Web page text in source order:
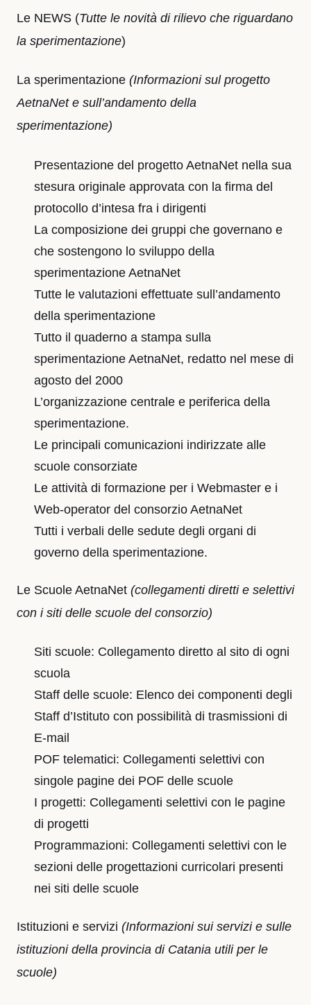
Le NEWS (Tutte le novità di rilievo che riguardano
la sperimentazione)
La sperimentazione (Informazioni sul progetto
AetnaNet e sull’andamento della
sperimentazione)
Presentazione del progetto AetnaNet nella sua
stesura originale approvata con la firma del
protocollo d’intesa fra i dirigenti
La composizione dei gruppi che governano e
che sostengono lo sviluppo della
sperimentazione AetnaNet
Tutte le valutazioni effettuate sull’andamento
della sperimentazione
Tutto il quaderno a stampa sulla
sperimentazione AetnaNet, redatto nel mese di
agosto del 2000
L’organizzazione centrale e periferica della
sperimentazione.
Le principali comunicazioni indirizzate alle
scuole consorziate
Le attività di formazione per i Webmaster e i
Web-operator del consorzio AetnaNet
Tutti i verbali delle sedute degli organi di
governo della sperimentazione.
Le Scuole AetnaNet (collegamenti diretti e selettivi
con i siti delle scuole del consorzio)
Siti scuole: Collegamento diretto al sito di ogni
scuola
Staff delle scuole: Elenco dei componenti degli
Staff d’Istituto con possibilità di trasmissioni di
E-mail
POF telematici: Collegamenti selettivi con
singole pagine dei POF delle scuole
I progetti: Collegamenti selettivi con le pagine
di progetti
Programmazioni: Collegamenti selettivi con le
sezioni delle progettazioni curricolari presenti
nei siti delle scuole
Istituzioni e servizi (Informazioni sui servizi e sulle
istituzioni della provincia di Catania utili per le
scuole)